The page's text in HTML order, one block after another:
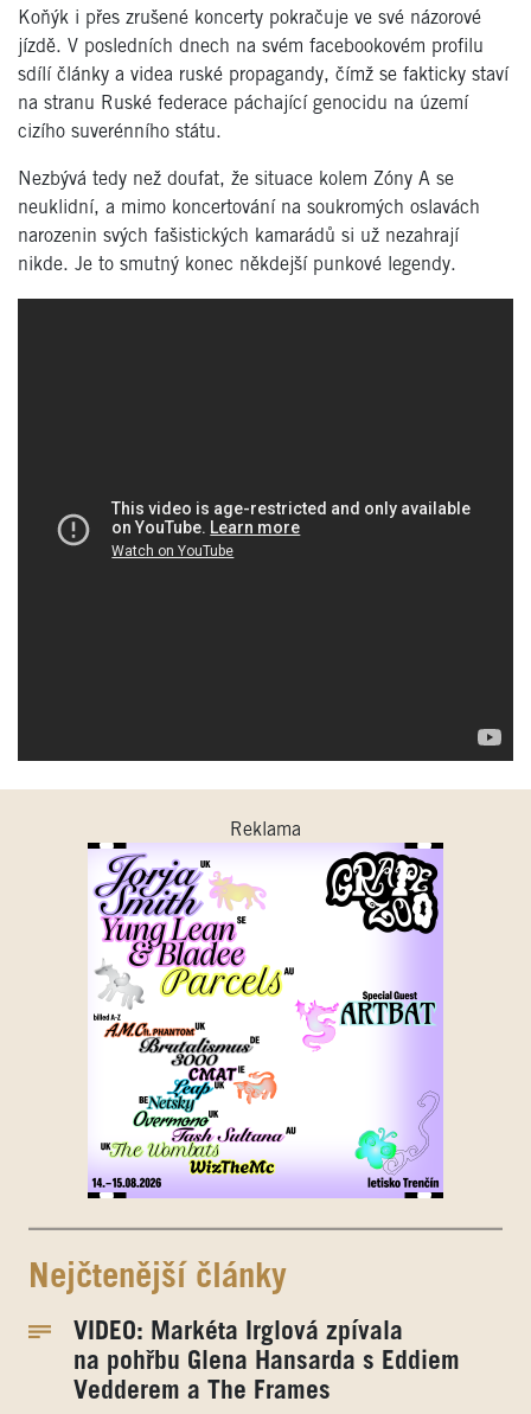
Koňýk i přes zrušené koncerty pokračuje ve své názorové
jízdě. V posledních dnech na svém facebookovém profilu
sdílí články a videa ruské propagandy, čímž se fakticky staví
na stranu Ruské federace páchající genocidu na území
cizího suverénního státu.
Nezbývá tedy než doufat, že situace kolem Zóny A se
neuklidní, a mimo koncertování na soukromých oslavách
narozenin svých fašistických kamarádů si už nezahrají
nikde. Je to smutný konec někdejší punkové legendy.
Reklama
Nejčtenější články
VIDEO: Markéta Irglová zpívala
na pohřbu Glena Hansarda s Eddiem
Vedderem a The Frames